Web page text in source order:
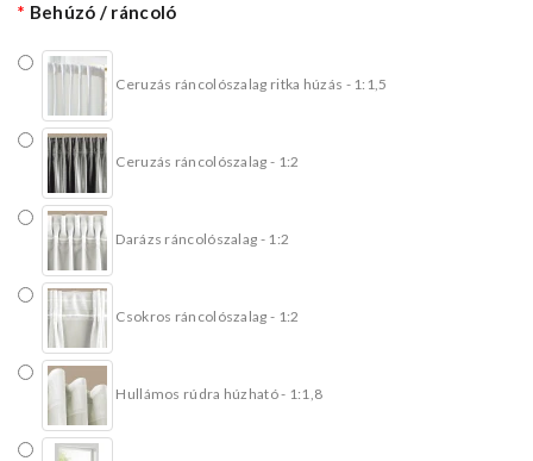
Behúzó / ráncoló
Ceruzás ráncolószalag ritka húzás - 1:1,5
Ceruzás ráncolószalag - 1:2
Darázs ráncolószalag - 1:2
Csokros ráncolószalag - 1:2
Hullámos rúdra húzható - 1:1,8